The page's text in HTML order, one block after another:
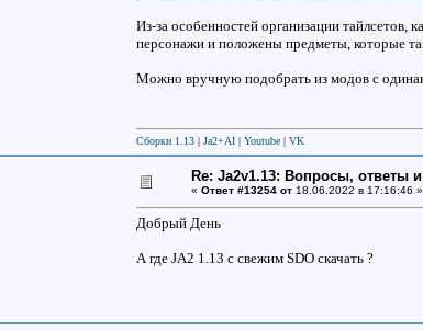
Из-за особенностей организации
персонажи и положены предметы, которые
Можно вручную подобрать из модов с
Сборки 1.13 | Ja2+AI | Youtube | VK
Re: Ja2v1.13: Вопросы, ответы
« Ответ #13254 от 18.06.2022 в 17:16:46 »
Добрый День
А где JA2 1.13 c свежим SDO скачать ?